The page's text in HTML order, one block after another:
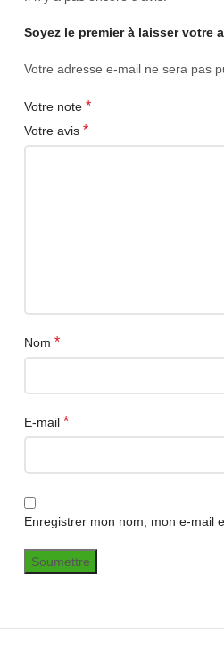
Soyez le premier à laisser votre
Votre adresse e-mail ne sera pas
Votre note *
Votre avis *
Nom *
E-mail *
Enregistrer mon nom, mon e-mail